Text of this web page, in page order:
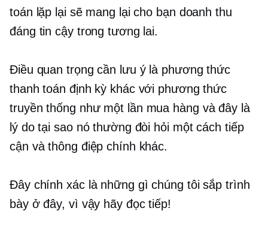
toán lặp lại sẽ mang lại cho bạn doanh thu
đáng tin cậy trong tương lai.
Điều quan trọng cần lưu ý là phương thức
thanh toán định kỳ khác với phương thức
truyền thống như một lần mua hàng và đây là
lý do tại sao nó thường đòi hỏi một cách tiếp
cận và thông điệp chính khác.
Đây chính xác là những gì chúng tôi sắp trình
bày ở đây, vì vậy hãy đọc tiếp!